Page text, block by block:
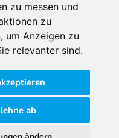
zu messen und
zu
, um Anzeigen zu
relevanter sind.
ab